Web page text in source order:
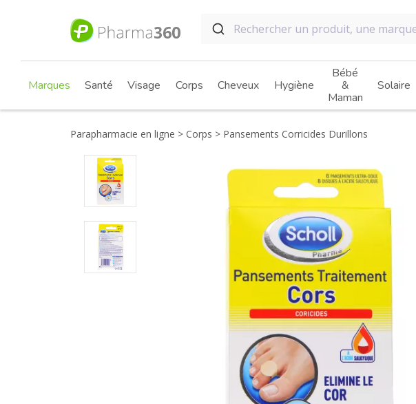
Marques Santé Visage Corps Cheveux Hygiène
Bébé
&
Maman
Solaire
Parapharmacie en ligne Corps Pansements Corricides Durillons